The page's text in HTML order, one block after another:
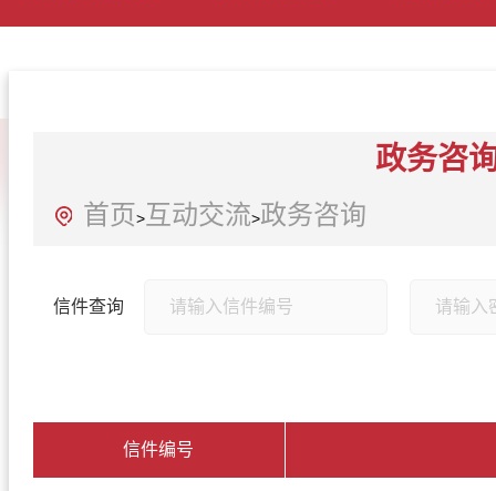
政务咨
首页>互动交流>政务咨询
信件查询
信件编号